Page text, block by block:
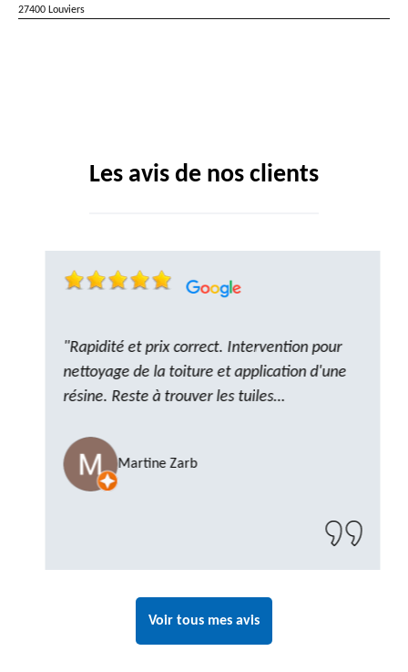
27400 Louviers
Les avis de nos clients
"Rapidité et prix correct. Intervention pour
nettoyage de la toiture et application d'une
résine. Reste à trouver les tuiles
compter sur M. GOT. Très content de la
prestation, a recommander sans problème"
Martine Zarb
Voir tous mes avis